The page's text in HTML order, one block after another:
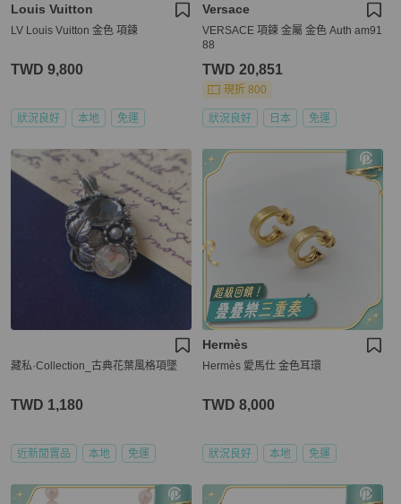
Louis Vuitton
LV Louis Vuitton 金色 項鍊
TWD 9,800
狀況良好 本地 免運
Versace
VERSACE 項鍊 金屬 金色 Auth am91
88
TWD 20,851
現折 800
狀況良好 日本 免運
藏私·Collection_古典花葉風格項墜
TWD 1,180
近新閒置品 本地 免運
Hermès
Hermès 愛馬仕 金色耳環
TWD 8,000
狀況良好 本地 免運